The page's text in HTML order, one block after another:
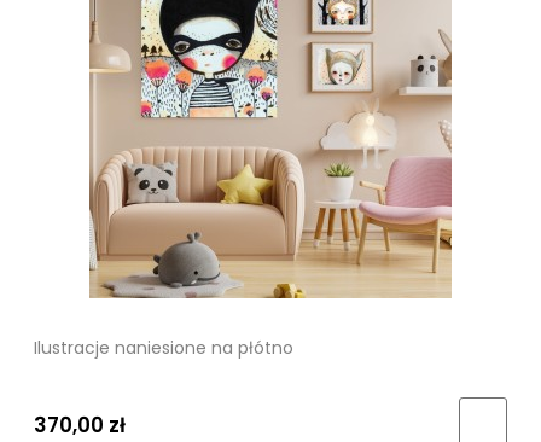
Ilustracje naniesione na płótno
370,00 zł